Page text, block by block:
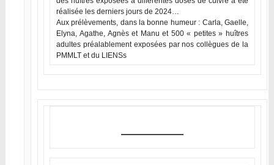
réalisée les derniers jours de 2024…
Aux prélèvements, dans la bonne humeur : Carla, Gaelle,
Elyna, Agathe, Agnès et Manu et 500 « petites » huîtres
adultes préalablement exposées par nos collègues de la
PMMLT et du LIENSs